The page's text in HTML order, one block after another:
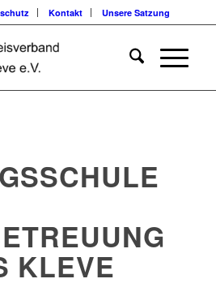
Kontakt Unsere Satzung
KLEVE